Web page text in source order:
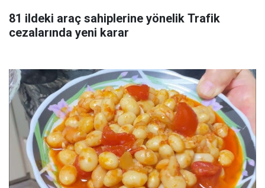
81 ildeki araç sahiplerine yönelik Trafik
cezalarında yeni karar